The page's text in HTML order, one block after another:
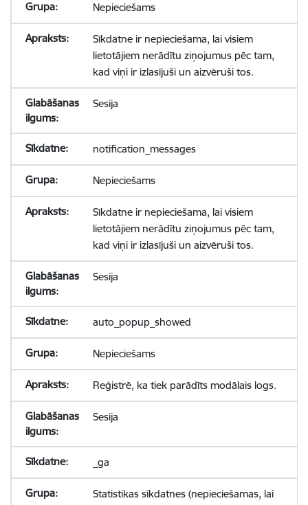
Nepieciešams
Sīkdatne ir nepieciešama, lai visiem
lietotājiem nerādītu ziņojumus pēc tam,
kad viņi ir izlasījuši un aizvēruši tos.
Sesija
notification_messages
Nepieciešams
Sīkdatne ir nepieciešama, lai visiem
lietotājiem nerādītu ziņojumus pēc tam,
kad viņi ir izlasījuši un aizvēruši tos.
Sesija
auto_popup_showed
Nepieciešams
Reģistrē, ka tiek parādīts modālais logs.
Sesija
_ga
Statistikas sīkdatnes (nepieciešamas, lai